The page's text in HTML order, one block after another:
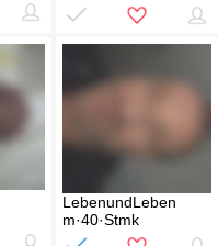
LebenundLeben
m·40·Stmk